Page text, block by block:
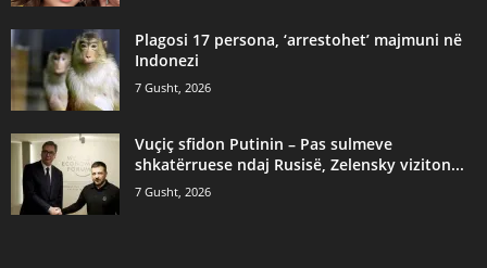
Plagosi 17 persona, ‘arrestohet’ majmuni në
Indonezi
7 Gusht, 2026
Vuçiç sfidon Putinin – Pas sulmeve
shkatërruese ndaj Rusisë, Zelensky viziton...
7 Gusht, 2026